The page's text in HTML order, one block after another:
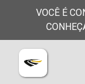
VOCÊ É